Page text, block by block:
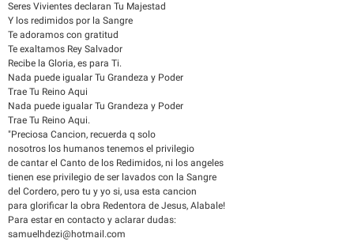
Seres Vivientes declaran Tu Majestad
Y los redimidos por la Sangre
Te adoramos con gratitud
Te exaltamos Rey Salvador
Recibe la Gloria, es para Ti.
Nada puede igualar Tu Grandeza y Poder
Trae Tu Reino Aqui
Nada puede igualar Tu Grandeza y Poder
Trae Tu Reino Aqui.
"Preciosa Cancion, recuerda q solo
nosotros los humanos tenemos el privilegio
de cantar el Canto de los Redimidos, ni los angeles
tienen ese privilegio de ser lavados con la Sangre
del Cordero, pero tu y yo si, usa esta cancion
para glorificar la obra Redentora de Jesus, Alabale!
Para estar en contacto y aclarar dudas:
samuelhdezi@hotmail.com